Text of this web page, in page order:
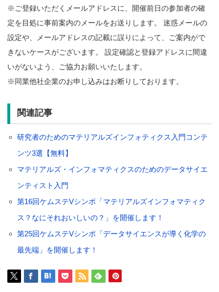
※ご登録いただくメールアドレスに、開催前日の参加者の確
定を目処に事前案内のメールをお送りします。 迷惑メールの
設定や、メールアドレスの記載に誤りによって、ご案内がで
きないケースがございます。 設定確認と登録アドレスに間違
いがないよう、ご協力お願いいたします。
※同業他社企業のお申し込みはお断りしております。
関連記事
研究者のためのマテリアルズインフォティクス入門コンテ
ンツ3選【無料】
マテリアルズ・インフォマティクスのためのデータサイエ
ンティスト入門
第16回ケムステVシンポ「マテリアルズインフォマティク
ス？なにそれおいしいの？」を開催します！
第25回ケムステVシンポ「データサイエンスが導く化学の
最先端」を開催します！